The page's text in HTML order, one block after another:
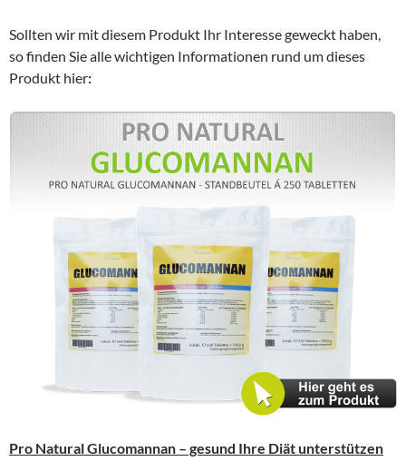
Sollten wir mit diesem Produkt Ihr Interesse geweckt haben,
so finden Sie alle wichtigen Informationen rund um dieses
Produkt hier:
Pro Natural Glucomannan – gesund Ihre Diät unterstützen